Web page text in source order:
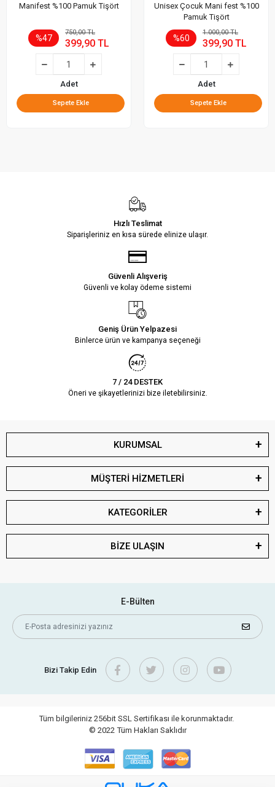
Manifest %100 Pamuk Tişört
%47
750,00 TL
399,90 TL
Adet
Sepete Ekle
Unisex Çocuk Mani fest %100
Pamuk Tişört
%60
1.000,00 TL
399,90 TL
Adet
Sepete Ekle
Hızlı Teslimat
Siparişleriniz en kısa sürede elinize ulaşır.
Güvenli Alışveriş
Güvenli ve kolay ödeme sistemi
Geniş Ürün Yelpazesi
Binlerce ürün ve kampanya seçeneği
7 / 24 DESTEK
Öneri ve şikayetlerinizi bize iletebilirsiniz.
KURUMSAL
MÜŞTERİ HİZMETLERİ
KATEGORİLER
BİZE ULAŞIN
E-Bülten
Bizi Takip Edin
Tüm bilgileriniz 256bit SSL Sertifikası ile korunmaktadır.
© 2022 Tüm Hakları Saklıdır